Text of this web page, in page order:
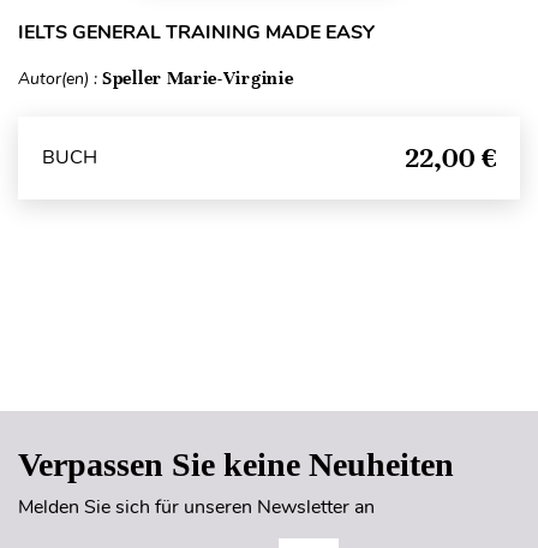
IELTS GENERAL TRAINING MADE EASY
Autor(en) : Speller Marie-Virginie
BUCH 22,00 €
Verpassen Sie keine Neuheiten
Melden Sie sich für unseren Newsletter an